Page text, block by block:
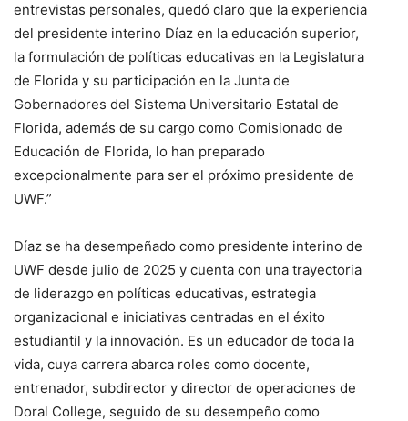
entrevistas personales, quedó claro que la experiencia
del presidente interino Díaz en la educación superior,
la formulación de políticas educativas en la Legislatura
de Florida y su participación en la Junta de
Gobernadores del Sistema Universitario Estatal de
Florida, además de su cargo como Comisionado de
Educación de Florida, lo han preparado
excepcionalmente para ser el próximo presidente de
UWF.”
Díaz se ha desempeñado como presidente interino de
UWF desde julio de 2025 y cuenta con una trayectoria
de liderazgo en políticas educativas, estrategia
organizacional e iniciativas centradas en el éxito
estudiantil y la innovación. Es un educador de toda la
vida, cuya carrera abarca roles como docente,
entrenador, subdirector y director de operaciones de
Doral College, seguido de su desempeño como